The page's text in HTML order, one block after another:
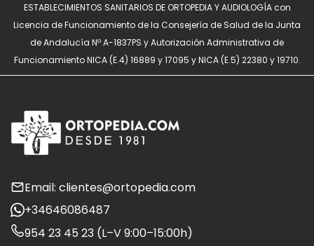
ESTABLECIMIENTOS SANITARIOS DE ORTOPEDIA Y AUDIOLOGÍA con
Licencia de Funcionamiento de la Consejería de Salud de la Junta
de Andalucía Nº A-1837PS y Autorización Administrativa de
Funcionamiento NICA (E.4) 16889 y 17095 y NICA (E.5) 22380 y 19710.
Email: clientes@ortopedia.com
+34646086487
954 23 45 23 (L–V 9:00–15:00h)